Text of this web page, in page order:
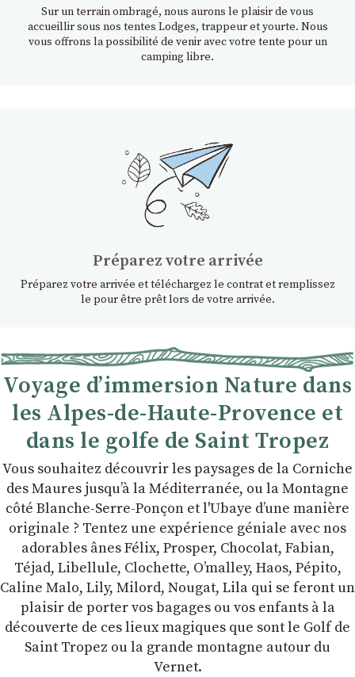
Sur un terrain ombragé, nous aurons le plaisir de vous
accueillir sous nos tentes Lodges, trappeur et yourte. Nous
vous offrons la possibilité de venir avec votre tente pour un
camping libre.
Préparez votre arrivée
Préparez votre arrivée et téléchargez le contrat et remplissez
le pour être prêt lors de votre arrivée.
Voyage d’immersion Nature dans
les Alpes-de-Haute-Provence et
dans le golfe de Saint Tropez
Vous souhaitez découvrir les paysages de la Corniche
des Maures jusqu’à la Méditerranée, ou la Montagne
côté Blanche-Serre-Ponçon et l'Ubaye dʼune manière
originale ? Tentez une expérience géniale avec nos
adorables ânes Félix, Prosper, Chocolat, Fabian,
Téjad, Libellule, Clochette, Oʼmalley, Haos, Pépito,
Caline Malo, Lily, Milord, Nougat, Lila qui se feront un
plaisir de porter vos bagages ou vos enfants à la
découverte de ces lieux magiques que sont le Golf de
Saint Tropez ou la grande montagne autour du
Vernet.